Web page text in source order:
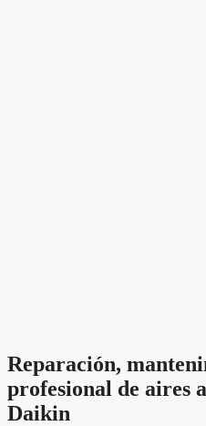
Reparación,
profesional de aires
Daikin